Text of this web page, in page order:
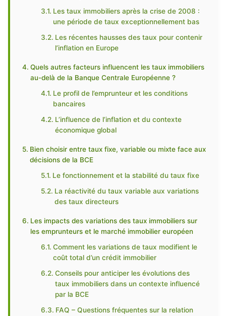
Les taux immobiliers après la crise de 2008 :
une période de taux exceptionnellement bas
Les récentes hausses des taux pour contenir
l’inflation en Europe
Quels autres facteurs influencent les taux immobiliers
au-delà de la Banque Centrale Européenne ?
Le profil de l’emprunteur et les conditions
bancaires
L’influence de l’inflation et du contexte
économique global
Bien choisir entre taux fixe, variable ou mixte face aux
décisions de la BCE
Le fonctionnement et la stabilité du taux fixe
La réactivité du taux variable aux variations
des taux directeurs
Les impacts des variations des taux immobiliers sur
les emprunteurs et le marché immobilier européen
Comment les variations de taux modifient le
coût total d’un crédit immobilier
Conseils pour anticiper les évolutions des
taux immobiliers dans un contexte influencé
par la BCE
FAQ – Questions fréquentes sur la relation